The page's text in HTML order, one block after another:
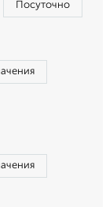
Посуточно